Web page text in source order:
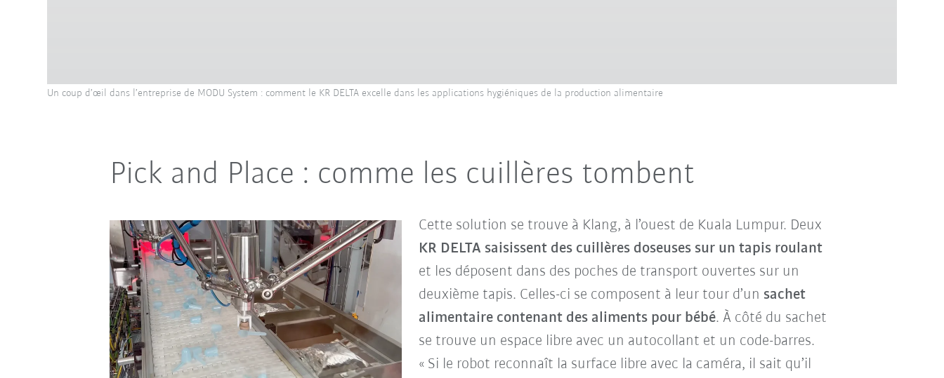
Un coup d’œil dans l’entreprise de MODU System : comment le KR DELTA excelle dans les applications hygiéniques de la production alimentaire
Pick and Place : comme les cuillères tombent
Cette solution se trouve à Klang, à l’ouest de Kuala Lumpur. Deux
KR DELTA saisissent des cuillères doseuses sur un tapis roulant
et les déposent dans des poches de transport ouvertes sur un
deuxième tapis. Celles-ci se composent à leur tour d’un sachet
alimentaire contenant des aliments pour bébé. À côté du sachet
se trouve un espace libre avec un autocollant et un code-barres.
« Si le robot reconnaît la surface libre avec la caméra, il sait qu’il